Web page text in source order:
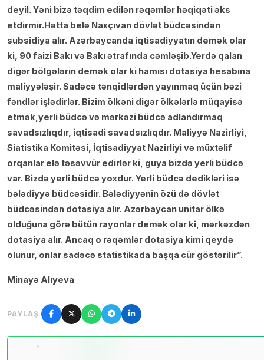
deyil. Yəni bizə təqdim edilən rəqəmlər həqiqəti əks
etdirmir.Hətta belə Naxçıvan dövlət büdcəsindən
subsidiya alır. Azərbaycanda iqtisadiyyatın demək olar
ki, 90 faizi Bakı və Bakı ətrafında cəmləşib.Yerdə qalan
digər bölgələrin demək olar ki hamısı dotasiya hesabına
maliyyələşir. Sadəcə tənqidlərdən yayınmaq üçün bəzi
fəndlər işlədirlər. Bizim ölkəni digər ölkələrlə müqayisə
etmək,yerli büdcə və mərkəzi büdcə adlandırmaq
savadsızlıqdır, iqtisadi savadsızlıqdır. Maliyyə Nazirliyi,
Siatistika Komitəsi, İqtisadiyyat Nazirliyi və müxtəlif
orqanlar elə təsəvvür edirlər ki, guya bizdə yerli büdcə
var. Bizdə yerli büdcə yoxdur. Yerli büdcə dedikləri isə
bələdiyyə büdcəsidir. Bələdiyyənin özü də dövlət
büdcəsindən dotasiya alır. Azərbaycan unitar ölkə
olduğuna görə bütün rayonlar demək olar ki, mərkəzdən
dotasiya alır. Ancaq o rəqəmlər dotasiya kimi qeydə
olunur, onlar sadəcə statistikada başqa cür göstərilir”.
Minayə Alıyeva
PAYLAŞ